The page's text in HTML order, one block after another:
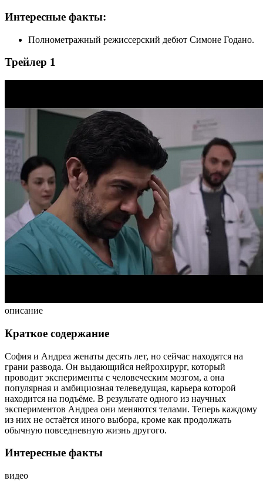
Интересные факты:
Полнометражный режиссерский дебют Симоне Годано.
Трейлер 1
описание
Краткое содержание
София и Андреа женаты десять лет, но сейчас находятся на
грани развода. Он выдающийся нейрохирург, который
проводит эксперименты с человеческим мозгом, а она
популярная и амбициозная телеведущая, карьера которой
находится на подъёме. В результате одного из научных
экспериментов Андреа они меняются телами. Теперь каждому
из них не остаётся иного выбора, кроме как продолжать
обычную повседневную жизнь другого.
Интересные факты
видео